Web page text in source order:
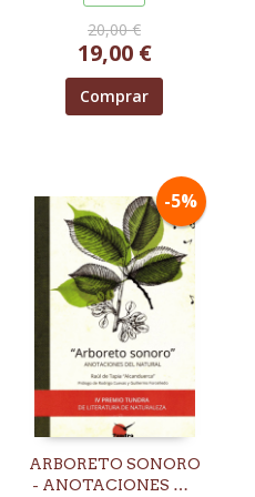
20,00 €
19,00 €
Comprar
-5%
ARBORETO SONORO
- ANOTACIONES AL